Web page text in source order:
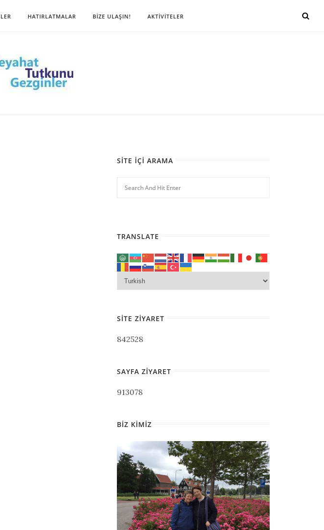
HATIRLATMALAR BIZE ULAŞIN! AKTİVİTELER
SITE İÇI ARAMA
TRANSLATE
SITE ZIYARET
842528
SAYFA ZIYARET
913078
BIZ KIMIZ